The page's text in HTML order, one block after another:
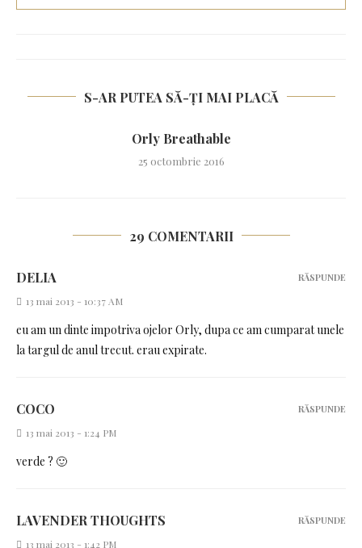
S-AR PUTEA SĂ-ȚI MAI PLACĂ
Orly Breathable
25 octombrie 2016
29 COMENTARII
DELIA
13 mai 2013 - 10:37 AM
eu am un dinte impotriva ojelor Orly, dupa ce am cumparat unele
la targul de anul trecut. erau expirate.
RĂSPUNDE
COCO
13 mai 2013 - 1:24 PM
verde ? 🙂
RĂSPUNDE
LAVENDER THOUGHTS
13 mai 2013 - 1:42 PM
RĂSPUNDE